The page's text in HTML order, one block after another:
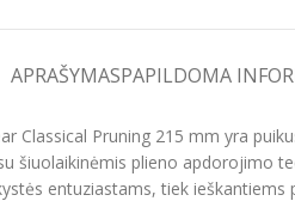
APRAŠYMASPAPILDOMA
Classical Pruning 215 mm yra
šiuolaikinėmis plieno apdorojimo
entuziastams, tiek